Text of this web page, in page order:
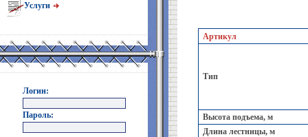
Услуги
Логин:
Пароль:
Артикул
Тип
Высота подъема, м
Длина лестницы, м